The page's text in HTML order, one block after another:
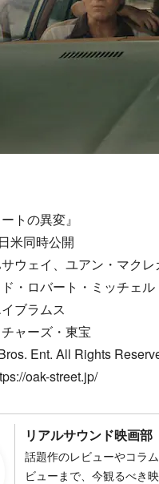
トの異変』
米同時公開
ウェイ、ユアン・マク
・ロバート・ミッチェル
ブラムス
ャーズ・東宝
Ent. All Rights
oak-street.jp/
リアルサウンド映画部
話題作のレビューやコラ
ビューまで、今観るべき